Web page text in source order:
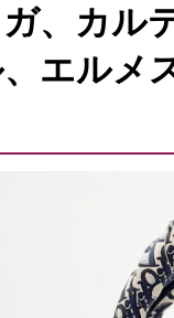
、カル
エルメ